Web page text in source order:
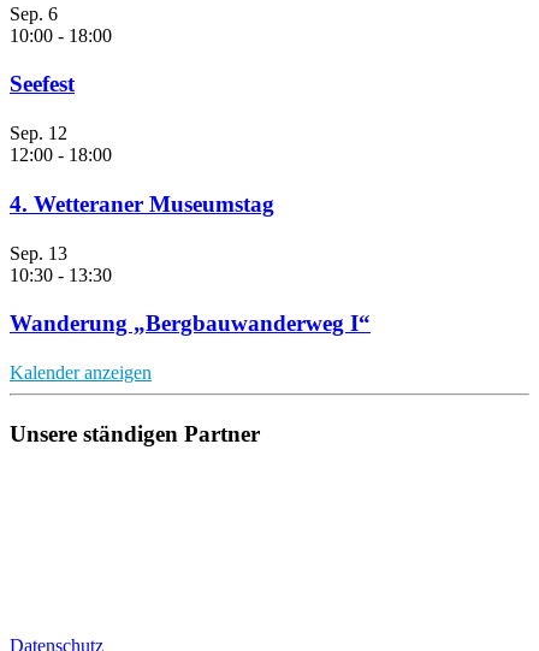
Sep. 6
10:00 - 18:00
Seefest
Sep. 12
12:00 - 18:00
4. Wetteraner Museumstag
Sep. 13
10:30 - 13:30
Wanderung „Bergbauwanderweg I“
Kalender anzeigen
Unsere ständigen Partner
Datenschutz